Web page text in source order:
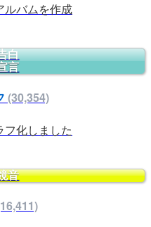
ルバムを作成
白
言
(30,354)
化しました
音